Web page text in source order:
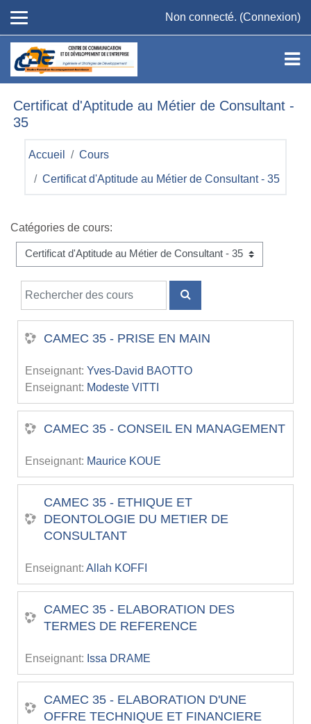
Non connecté. (Connexion)
Certificat d'Aptitude au Métier de Consultant -
35
Accueil Cours
Certificat d'Aptitude au Métier de Consultant - 35
Catégories de cours:
Rechercher des cours
RECHERCHER DES
CAMEC 35 - PRISE EN MAIN
Enseignant: Yves-David BAOTTO
Enseignant: Modeste VITTI
CAMEC 35 - CONSEIL EN MANAGEMENT
Enseignant: Maurice KOUE
CAMEC 35 - ETHIQUE ET
DEONTOLOGIE DU METIER DE
CONSULTANT
Enseignant: Allah KOFFI
CAMEC 35 - ELABORATION DES
TERMES DE REFERENCE
Enseignant: Issa DRAME
CAMEC 35 - ELABORATION D'UNE
OFFRE TECHNIQUE ET FINANCIERE